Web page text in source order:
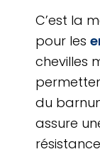
C’est la
pour les
chevilles
du
assure